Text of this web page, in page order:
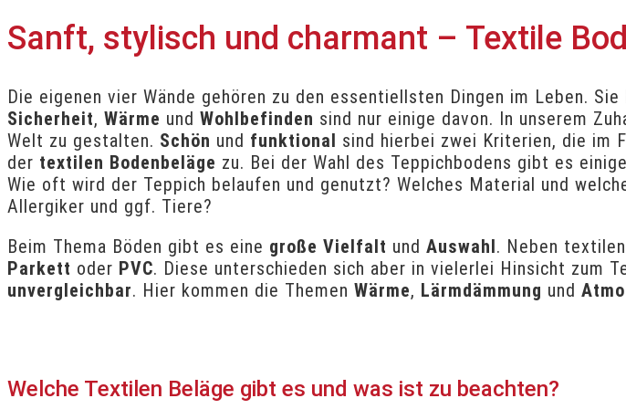
Sanft, stylisch und charmant – Textile
Die eigenen vier Wände gehören zu den essentiellsten Dingen im Leben.
Sicherheit, Wärme und Wohlbefinden sind nur einige davon. In unserem
Welt zu gestalten. Schön und funktional sind hierbei zwei Kriterien, die im
der textilen Bodenbeläge zu. Bei der Wahl des Teppichbodens gibt es
Wie oft wird der Teppich belaufen und genutzt? Welches Material und
Allergiker und ggf. Tiere?
Beim Thema Böden gibt es eine große Vielfalt und Auswahl. Neben
Parkett oder PVC. Diese unterschieden sich aber in vielerlei Hinsicht zum
unvergleichbar. Hier kommen die Themen Wärme, Lärmdämmung und
Welche Textilen Beläge gibt es und was ist zu beachten?